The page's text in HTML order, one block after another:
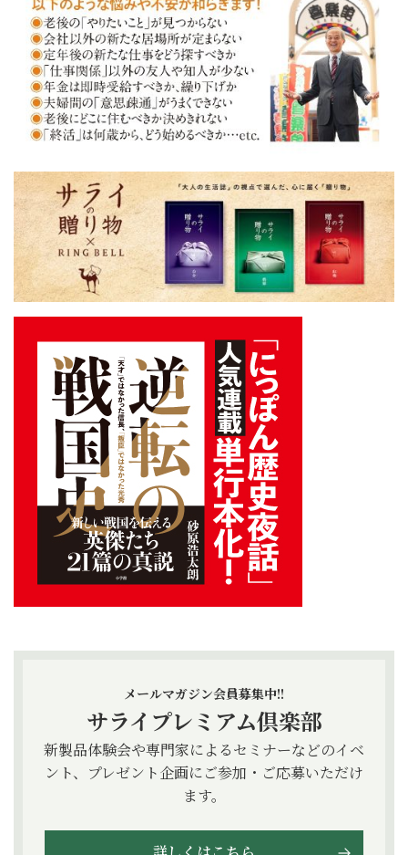
メールマガジン会員募集中!!
サライプレミアム倶楽部
新製品体験会や専門家によるセミナーなどのイベ
ント、プレゼント企画にご参加・ご応募いただけ
ます。